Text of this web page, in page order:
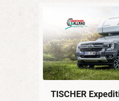
TISCHER